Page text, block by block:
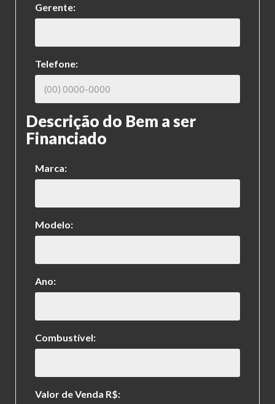
Gerente:
Telefone:
Descrição do Bem a ser
Financiado
Marca:
Modelo:
Ano:
Combustível:
Valor de Venda R$: